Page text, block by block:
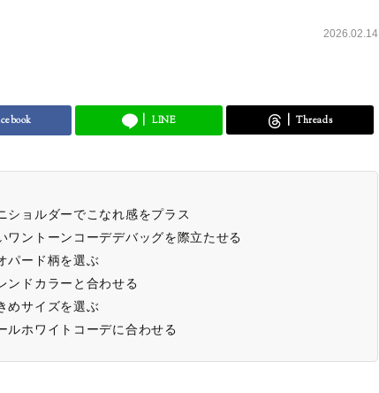
2026.02.14
LINE Threads
ョルダーでこなれ感をプラス
ントーンコーデデバッグを際立たせる
パード柄を選ぶ
ンドカラーと合わせる
めサイズを選ぶ
ホワイトコーデに合わせる